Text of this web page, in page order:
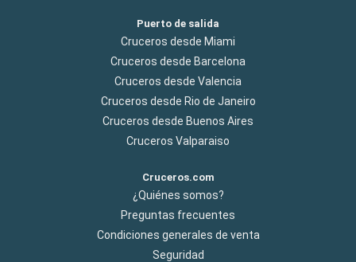
Puerto de salida
Cruceros desde Miami
Cruceros desde Barcelona
Cruceros desde Valencia
Cruceros desde Rio de Janeiro
Cruceros desde Buenos Aires
Cruceros Valparaiso
Cruceros.com
¿Quiénes somos?
Preguntas frecuentes
Condiciones generales de venta
Seguridad